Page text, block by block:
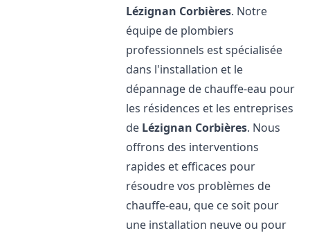
Lézignan Corbières. Notre
équipe de plombiers
professionnels est spécialisée
dans l'installation et le
dépannage de chauffe-eau pour
les résidences et les entreprises
de Lézignan Corbières. Nous
offrons des interventions
rapides et efficaces pour
résoudre vos problèmes de
chauffe-eau, que ce soit pour
une installation neuve ou pour